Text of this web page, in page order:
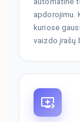
apdorojimu.
kuriose
vaizdo įrašų